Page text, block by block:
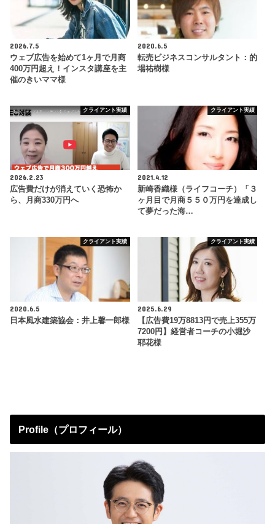
2026.7.5
ウェブ広告を始めて1ヶ月で月商
400万円超え！インスタ講座を主
催のきいママ様
2020.6.5
転売ビジネスコンサルタント：的
場祐樹様
クライアント実績
2026.2.23
広告費だけが消えていく恐怖か
ら、月商330万円へ
クライアント実績
2021.4.12
新崎香織様（ライフコーチ）「３
ヶ月目で月商５５０万円を達成し
て夢だった海…
クライアント実績
2020.6.5
日本風水建築協会：井上馨一郎様
クライアント実績
2025.6.29
【広告費19万8813円で売上355万
7200円】経営者コーチの小堀沙
耶花様
Profile（プロフィール）